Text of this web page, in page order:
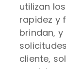
utilizan
rapidez y
brindan,
cliente,